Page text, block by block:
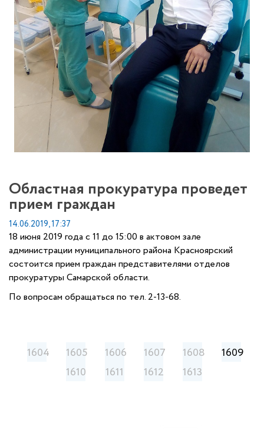
Областная прокуратура проведет
прием граждан
14.06.2019, 17:37
18 июня 2019 года с 11 до 15:00 в актовом зале
администрации муниципального района Красноярский
состоится прием граждан представителями отделов
прокуратуры Самарской области.
По вопросам обращаться по тел. 2-13-68.
1604 1605 1606 1607 1608
1609
1610
1611 1612 1613